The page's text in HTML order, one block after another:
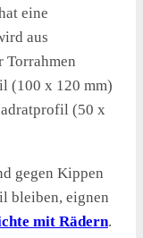
eine
aus
(100 x 120 mm)
(50 x
gegen Kippen
bleiben, eignen
mit Rädern.